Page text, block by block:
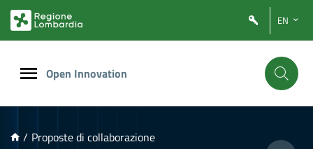
PRINCIPALE
EN
Open Innovation
/ Proposte di collaborazione